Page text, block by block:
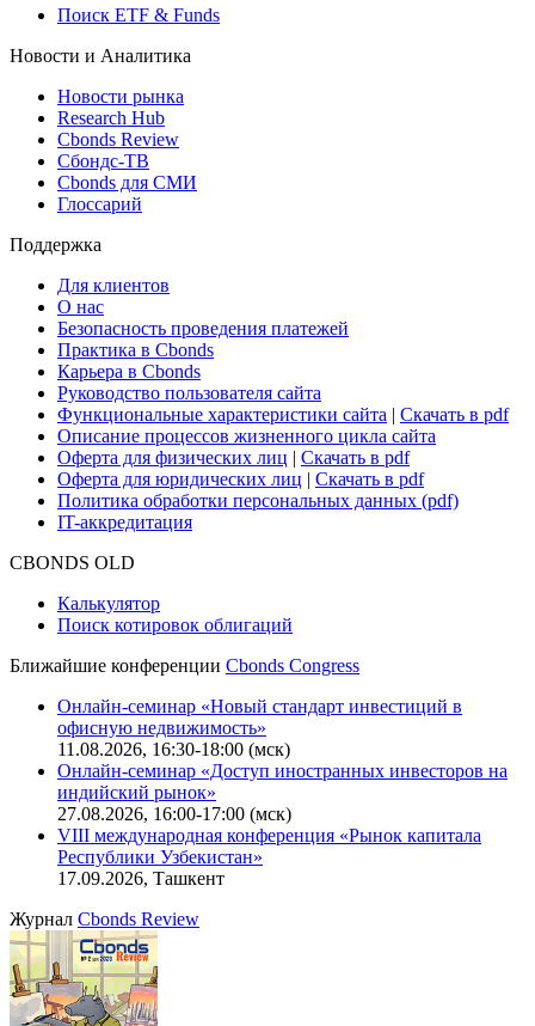
Поиск ETF & Funds
Новости и Аналитика
Новости рынка
Research Hub
Cbonds Review
Сбондс-ТВ
Cbonds для СМИ
Глоссарий
Поддержка
Для клиентов
О нас
Безопасность проведения платежей
Практика в Cbonds
Карьера в Cbonds
Руководство пользователя сайта
Функциональные характеристики сайта | Скачать в pdf
Описание процессов жизненного цикла сайта
Оферта для физических лиц | Скачать в pdf
Оферта для юридических лиц | Скачать в pdf
Политика обработки персональных данных (pdf)
IT-аккредитация
CBONDS OLD
Калькулятор
Поиск котировок облигаций
Ближайшие конференции Cbonds Congress
Онлайн-семинар «Новый стандарт инвестиций в
офисную недвижимость»
11.08.2026, 16:30-18:00 (мск)
Онлайн-семинар «Доступ иностранных инвесторов на
индийский рынок»
27.08.2026, 16:00-17:00 (мск)
VIII международная конференция «Рынок капитала
Республики Узбекистан»
17.09.2026, Ташкент
Журнал Cbonds Review